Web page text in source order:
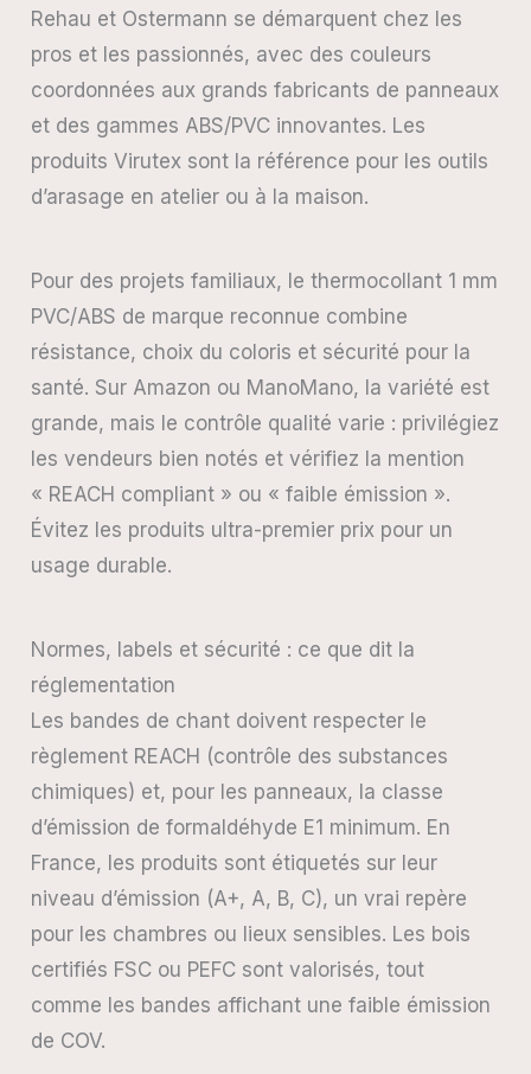
Rehau et Ostermann se démarquent chez les
pros et les passionnés, avec des couleurs
coordonnées aux grands fabricants de panneaux
et des gammes ABS/PVC innovantes. Les
produits Virutex sont la référence pour les outils
d’arasage en atelier ou à la maison.
Pour des projets familiaux, le thermocollant 1 mm
PVC/ABS de marque reconnue combine
résistance, choix du coloris et sécurité pour la
santé. Sur Amazon ou ManoMano, la variété est
grande, mais le contrôle qualité varie : privilégiez
les vendeurs bien notés et vérifiez la mention
« REACH compliant » ou « faible émission ».
Évitez les produits ultra-premier prix pour un
usage durable.
Normes, labels et sécurité : ce que dit la
réglementation
Les bandes de chant doivent respecter le
règlement REACH (contrôle des substances
chimiques) et, pour les panneaux, la classe
d’émission de formaldéhyde E1 minimum. En
France, les produits sont étiquetés sur leur
niveau d’émission (A+, A, B, C), un vrai repère
pour les chambres ou lieux sensibles. Les bois
certifiés FSC ou PEFC sont valorisés, tout
comme les bandes affichant une faible émission
de COV.